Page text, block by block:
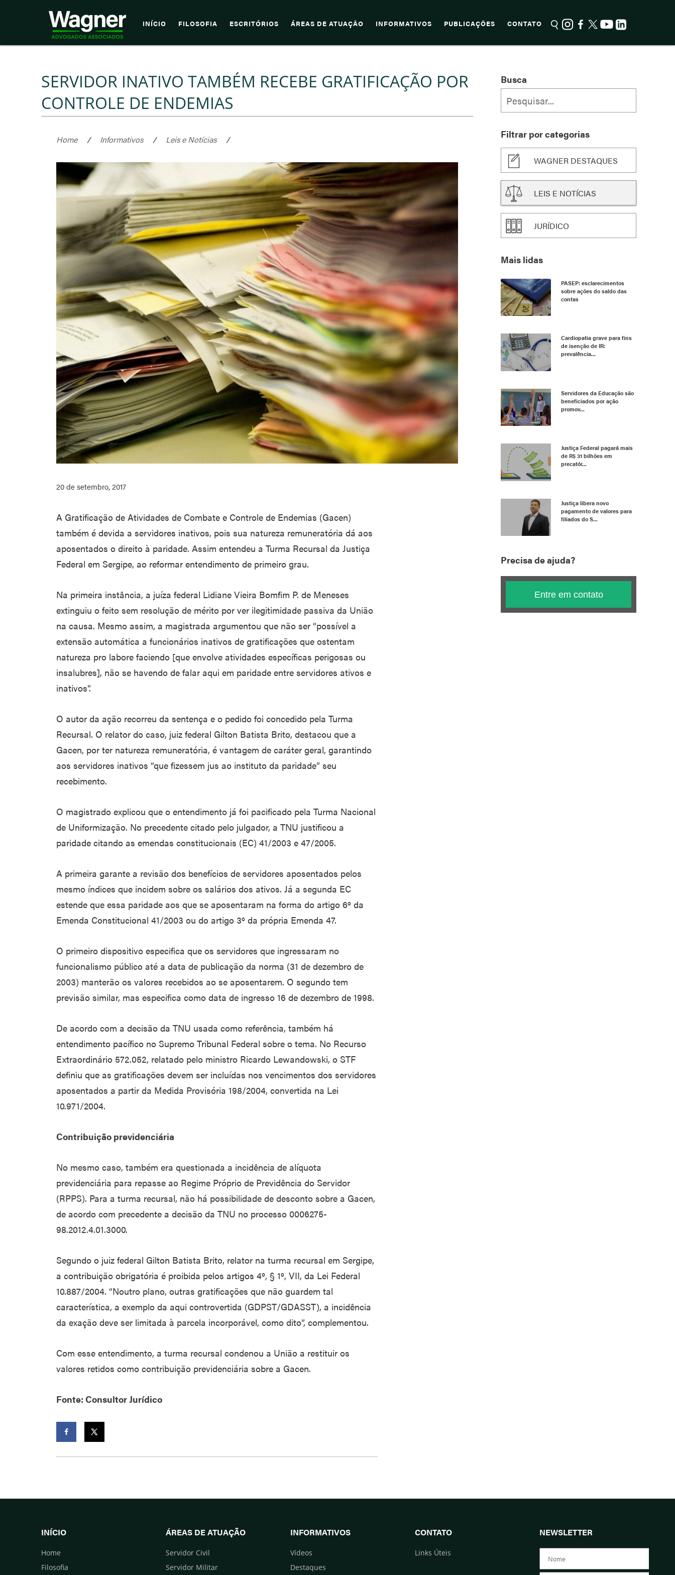
INÍCIO FILOSOFIA ESCRITÓRIOS ÁREAS DE ATUAÇÃO INFORMATIVOS PUBLICAÇÕES CONTATO
SERVIDOR INATIVO TAMBÉM RECEBE GRATIFICAÇÃO POR
CONTROLE DE ENDEMIAS
Home / Informativos / Leis e Notícias /
20 de setembro, 2017
A Gratificação de Atividades de Combate e Controle de Endemias (Gacen)
também é devida a servidores inativos, pois sua natureza remuneratória dá aos
aposentados o direito à paridade. Assim entendeu a Turma Recursal da Justiça
Federal em Sergipe, ao reformar entendimento de primeiro grau.
Na primeira instância, a juíza federal Lidiane Vieira Bomfim P. de Meneses
extinguiu o feito sem resolução de mérito por ver ilegitimidade passiva da União
na causa. Mesmo assim, a magistrada argumentou que não ser “possível a
extensão automática a funcionários inativos de gratificações que ostentam
natureza pro labore faciendo [que envolve atividades específicas perigosas ou
insalubres], não se havendo de falar aqui em paridade entre servidores ativos e
inativos”.
O autor da ação recorreu da sentença e o pedido foi concedido pela Turma
Recursal. O relator do caso, juiz federal Gilton Batista Brito, destacou que a
Gacen, por ter natureza remuneratória, é vantagem de caráter geral, garantindo
aos servidores inativos “que fizessem jus ao instituto da paridade” seu
recebimento.
O magistrado explicou que o entendimento já foi pacificado pela Turma Nacional
de Uniformização. No precedente citado pelo julgador, a TNU justificou a
paridade citando as emendas constitucionais (EC) 41/2003 e 47/2005.
A primeira garante a revisão dos benefícios de servidores aposentados pelos
mesmo índices que incidem sobre os salários dos ativos. Já a segunda EC
estende que essa paridade aos que se aposentaram na forma do artigo 6º da
Emenda Constitucional 41/2003 ou do artigo 3º da própria Emenda 47.
O primeiro dispositivo especifica que os servidores que ingressaram no
funcionalismo público até a data de publicação da norma (31 de dezembro de
2003) manterão os valores recebidos ao se aposentarem. O segundo tem
previsão similar, mas especifica como data de ingresso 16 de dezembro de 1998.
De acordo com a decisão da TNU usada como referência, também há
entendimento pacífico no Supremo Tribunal Federal sobre o tema. No Recurso
Extraordinário 572.052, relatado pelo ministro Ricardo Lewandowski, o STF
definiu que as gratificações devem ser incluídas nos vencimentos dos servidores
aposentados a partir da Medida Provisória 198/2004, convertida na Lei
10.971/2004.
Contribuição previdenciária
No mesmo caso, também era questionada a incidência de alíquota
previdenciária para repasse ao Regime Próprio de Previdência do Servidor
(RPPS). Para a turma recursal, não há possibilidade de desconto sobre a Gacen,
de acordo com precedente a decisão da TNU no processo 0006275-
98.2012.4.01.3000.
Segundo o juiz federal Gilton Batista Brito, relator na turma recursal em Sergipe,
a contribuição obrigatória é proibida pelos artigos 4º, § 1º, VII, da Lei Federal
10.887/2004. “Noutro plano, outras gratificações que não guardem tal
característica, a exemplo da aqui controvertida (GDPST/GDASST), a incidência
da exação deve ser limitada à parcela incorporável, como dito”, complementou.
Com esse entendimento, a turma recursal condenou a União a restituir os
valores retidos como contribuição previdenciária sobre a Gacen.
Fonte: Consultor Jurídico
Busca
Filtrar por categorias
WAGNER DESTAQUES
LEIS E NOTÍCIAS
JURÍDICO
Mais lidas
PASEP: esclarecimentos
sobre ações do saldo das
contas
Cardiopatia grave para fins
de isenção de IR:
prevalência...
Servidores da Educação são
beneficiados por ação
promov...
Justiça Federal pagará mais
de R$ 31 bilhões em
precatór...
Justiça libera novo
pagamento de valores para
filiados do S...
Precisa de ajuda?
Entre em contato
INÍCIO
Home
Filosofia
ÁREAS DE ATUAÇÃO
Servidor Civil
Servidor Militar
INFORMATIVOS
Vídeos
Destaques
CONTATO
Links Úteis
NEWSLETTER